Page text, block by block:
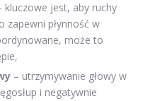
kluczowe jest, aby ruchy
zapewni płynność w
może to
– utrzymywanie głowy w
i negatywnie